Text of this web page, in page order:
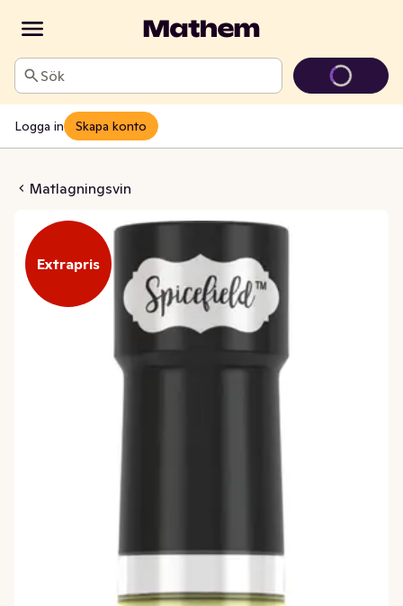
Sök
Logga in Skapa konto
Matlagningsvin
Mirin
Extrapris